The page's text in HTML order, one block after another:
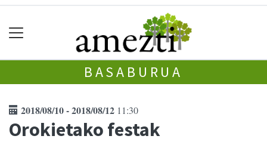
BASABURUA
2018/08/10 - 2018/08/12 11:30
Orokietako festak